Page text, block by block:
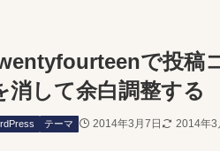
で投稿
消して余白調整する
テーマ 2014年3月7日 2014年3